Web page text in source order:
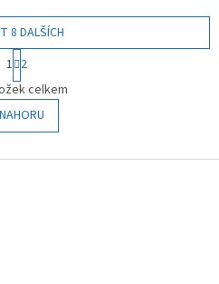
studenou večeří.
O
v
l
á
a
8 DALŠÍCH
S
t
r
á
n
k
v
1 2
celkem
NAHORU